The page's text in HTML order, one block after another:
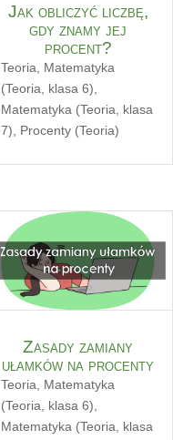
Jak obliczyć liczbę,
gdy znamy jej
procent?
Teoria
Matematyka
(Teoria, klasa 6)
Matematyka (Teoria, klasa
7)
Procenty (Teoria)
Zasady zamiany
ułamków na procenty
Teoria, Matematyka
(Teoria, klasa 6),
Matematyka (Teoria, klasa